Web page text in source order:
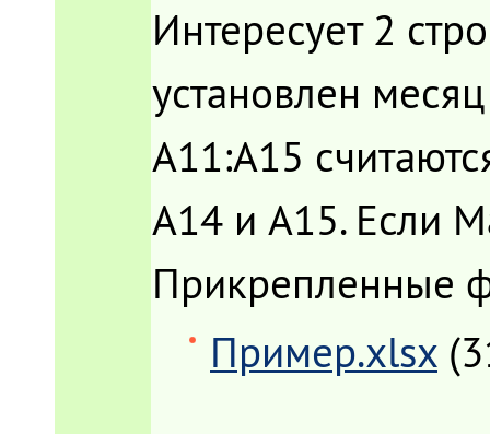
Интересует 2
установлен
A11:A15
A14 и A15. Если
Прикрепленные
Пример.xlsx